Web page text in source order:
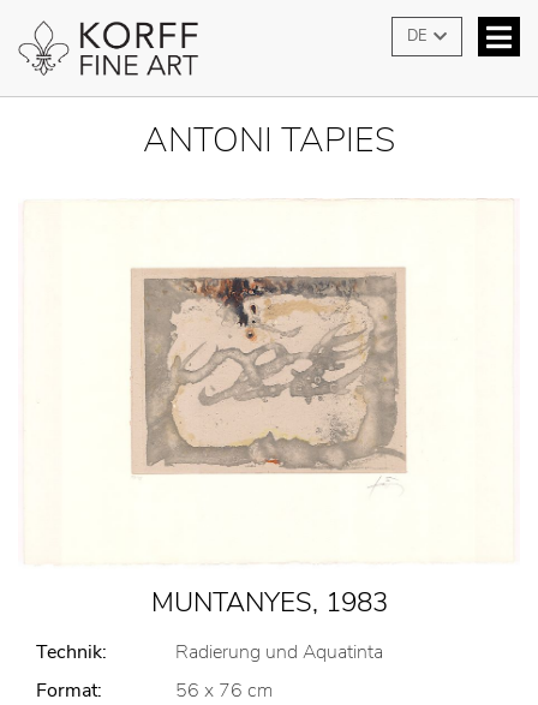
DE
ANTONI TAPIES
MUNTANYES, 1983
Technik:
Radierung und Aquatinta
Format:
56 x 76 cm